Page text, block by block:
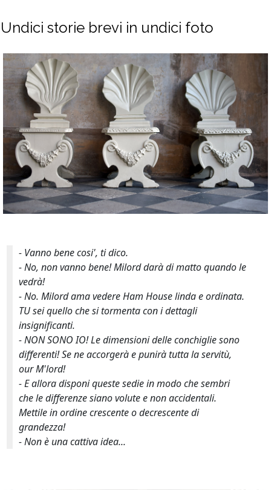
Undici storie brevi in undici foto
- Vanno bene cosi', ti dico.
- No, non vanno bene!Milorddarà di matto quando le
vedrà!
- No. Milordama vedere Ham House linda e ordinata.
TU sei quello che si tormenta con i dettagli
insignificanti.
- NON SONO IO! Le dimensioni delle conchiglie sono
differenti! Se ne accorgerà e punirà tutta la servitù,
our M'lord!
- E allora disponi queste sedie in modo che sembri
che le differenze siano volute e non accidentali.
Mettile in ordine crescente o decrescente di
grandezza!
- Non è una cattiva idea...